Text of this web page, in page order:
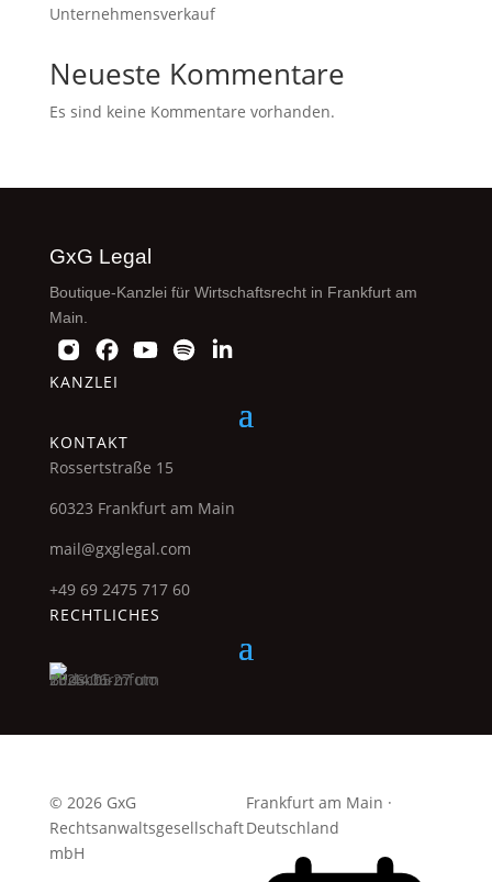
Unternehmensverkauf
Neueste Kommentare
Es sind keine Kommentare vorhanden.
GxG Legal
Boutique-Kanzlei für Wirtschaftsrecht in Frankfurt am
Main.
KANZLEI
KONTAKT
Rossertstraße 15
60323 Frankfurt am Main
mail@gxglegal.com
+49 69 2475 717 60
RECHTLICHES
© 2026 GxG
Rechtsanwaltsgesellschaft
mbH
Frankfurt am Main ·
Deutschland